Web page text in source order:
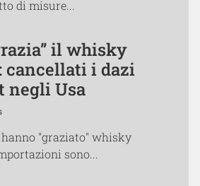
di misure...
il whisky
cancellati i dazi
negli Usa
"graziato" whisky
sono...